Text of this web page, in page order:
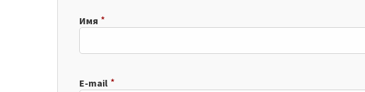
Имя *
E-mail *